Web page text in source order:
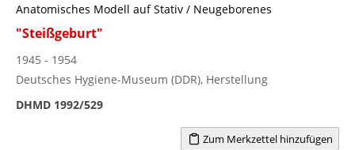
Anatomisches Modell auf Stativ / Neugeborenes
"Steißgeburt"
1945 - 1954
Deutsches Hygiene-Museum (DDR), Herstellung
DHMD 1992/529
Zum Merkzettel hinzufügen